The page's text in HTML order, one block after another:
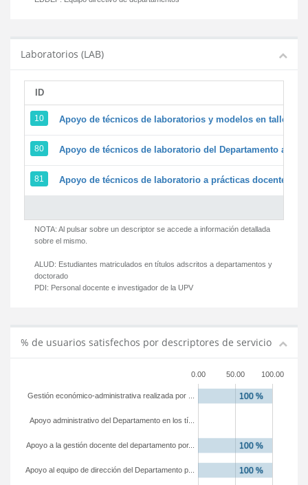
Laboratorios (LAB)
ID
10 Apoyo de técnicos de laboratorios y modelos en
80 Apoyo de técnicos de laboratorio del Departamento a la
81 Apoyo de técnicos de laboratorio a prácticas docentes y
NOTA: Al pulsar sobre un descriptor se accede a información detallada
sobre el mismo.
ALUD: Estudiantes matriculados en títulos adscritos a departamentos y
doctorado
PDI: Personal docente e investigador de la UPV
% de usuarios satisfechos por descriptores de servicio
0.00 50.00 100.00
Apoyo al equipo de dirección del Departamento p...
Apoyo a la gestión docente del departamento por...
Apoyo administrativo del Departamento en los tí...
Gestión económico-administrativa realizada por ...